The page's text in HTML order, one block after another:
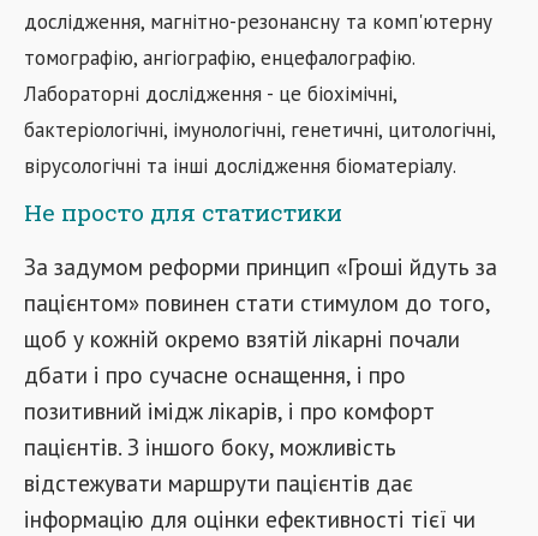
дослідження, магнітно-резонансну та комп'ютерну
томографію, ангіографію, енцефалографію.
Лабораторні дослідження - це біохімічні,
бактеріологічні, імунологічні, генетичні, цитологічні,
вірусологічні та інші дослідження біоматеріалу.
Не просто для статистики
За задумом реформи принцип «Гроші йдуть за
пацієнтом» повинен стати стимулом до того,
щоб у кожній окремо взятій лікарні почали
дбати і про сучасне оснащення, і про
позитивний імідж лікарів, і про комфорт
пацієнтів. З іншого боку, можливість
відстежувати маршрути пацієнтів дає
інформацію для оцінки ефективності тієї чи